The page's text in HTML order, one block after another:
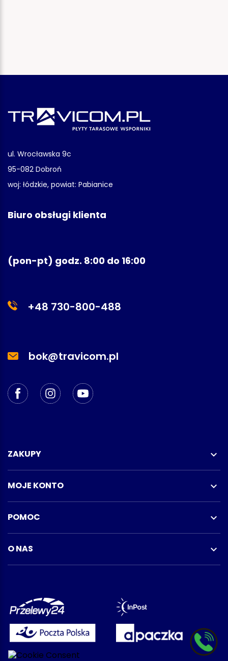
ul. Wrocławska 9c
95-082 Dobroń
woj: łódzkie, powiat: Pabianice
Biuro obsługi klienta
(pon-pt) godz. 8:00 do 16:00
+48 730-800-488
bok@travicom.pl
ZAKUPY 
MOJE KONTO 
POMOC 
O NAS 